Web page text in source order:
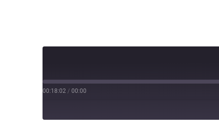
00:00
/
00:18:02